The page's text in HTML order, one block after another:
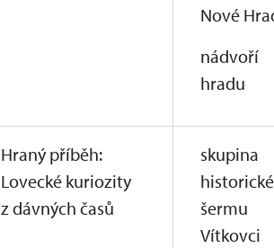
Nové
nádvoří
hradu
Hraný příběh:
Lovecké kuriozity
z dávných časů
skupina
šermu
Vítkovci